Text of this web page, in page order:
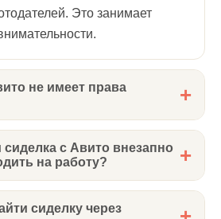
Это занимает
не имеет права
работник. Она не
назначать или отменять
медицинские процедуры.
уколы или перевязки,
сиделка с
сиделка с Авито внезапно
на работу?
найме - искать замену
операционный риск: нет
сиделку через